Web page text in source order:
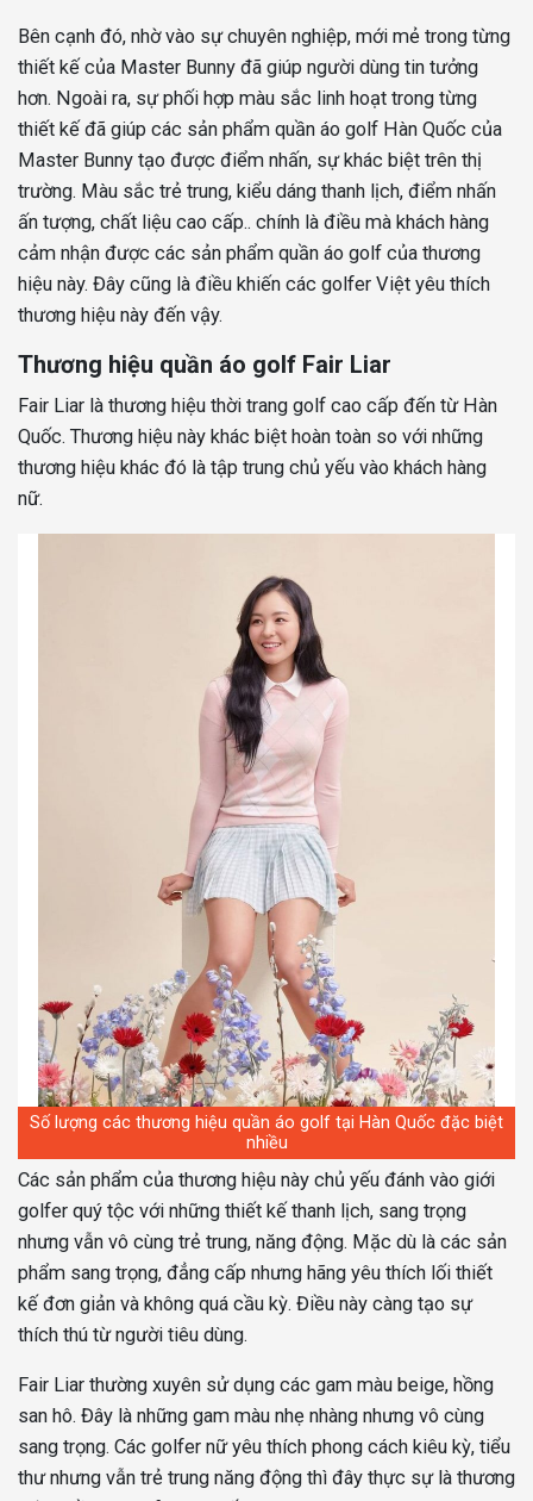
Bên cạnh đó, nhờ vào sự chuyên nghiệp, mới mẻ trong từng
thiết kế của Master Bunny đã giúp người dùng tin tưởng
hơn. Ngoài ra, sự phối hợp màu sắc linh hoạt trong từng
thiết kế đã giúp các sản phẩm quần áo golf Hàn Quốc của
Master Bunny tạo được điểm nhấn, sự khác biệt trên thị
trường. Màu sắc trẻ trung, kiểu dáng thanh lịch, điểm nhấn
ấn tượng, chất liệu cao cấp.. chính là điều mà khách hàng
cảm nhận được các sản phẩm quần áo golf của thương
hiệu này. Đây cũng là điều khiến các golfer Việt yêu thích
thương hiệu này đến vậy.
Thương hiệu quần áo golf Fair Liar
Fair Liar là thương hiệu thời trang golf cao cấp đến từ Hàn
Quốc. Thương hiệu này khác biệt hoàn toàn so với những
thương hiệu khác đó là tập trung chủ yếu vào khách hàng
nữ.
Số lượng các thương hiệu quần áo golf tại Hàn Quốc đặc biệt
nhiều
Các sản phẩm của thương hiệu này chủ yếu đánh vào giới
golfer quý tộc với những thiết kế thanh lịch, sang trọng
nhưng vẫn vô cùng trẻ trung, năng động. Mặc dù là các sản
phẩm sang trọng, đẳng cấp nhưng hãng yêu thích lối thiết
kế đơn giản và không quá cầu kỳ. Điều này càng tạo sự
thích thú từ người tiêu dùng.
Fair Liar thường xuyên sử dụng các gam màu beige, hồng
san hô. Đây là những gam màu nhẹ nhàng nhưng vô cùng
sang trọng. Các golfer nữ yêu thích phong cách kiêu kỳ, tiểu
thư nhưng vẫn trẻ trung năng động thì đây thực sự là thương